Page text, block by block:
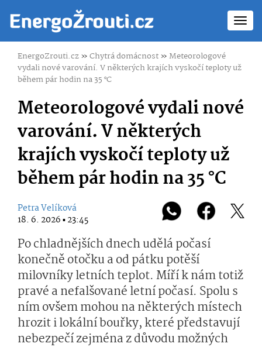
EnergoZrouti.cz»Chytrá domácnost»Meteorologové
vydali nové varování. V některých krajích vyskočí teploty už
během pár hodin na 35 °C
Meteorologové vydali nové
varování. V některých
krajích vyskočí teploty už
během pár hodin na 35 °C
Petra Velíková
18. 6. 2026 ▪ 23:45
Po chladnějších dnech udělá počasí
konečně otočku a od pátku potěší
milovníky letních teplot. Míří k nám totiž
pravé a nefalšované letní počasí. Spolu s
ním ovšem mohou na některých místech
hrozit i lokální bouřky, které představují
nebezpečí zejména z důvodu možných